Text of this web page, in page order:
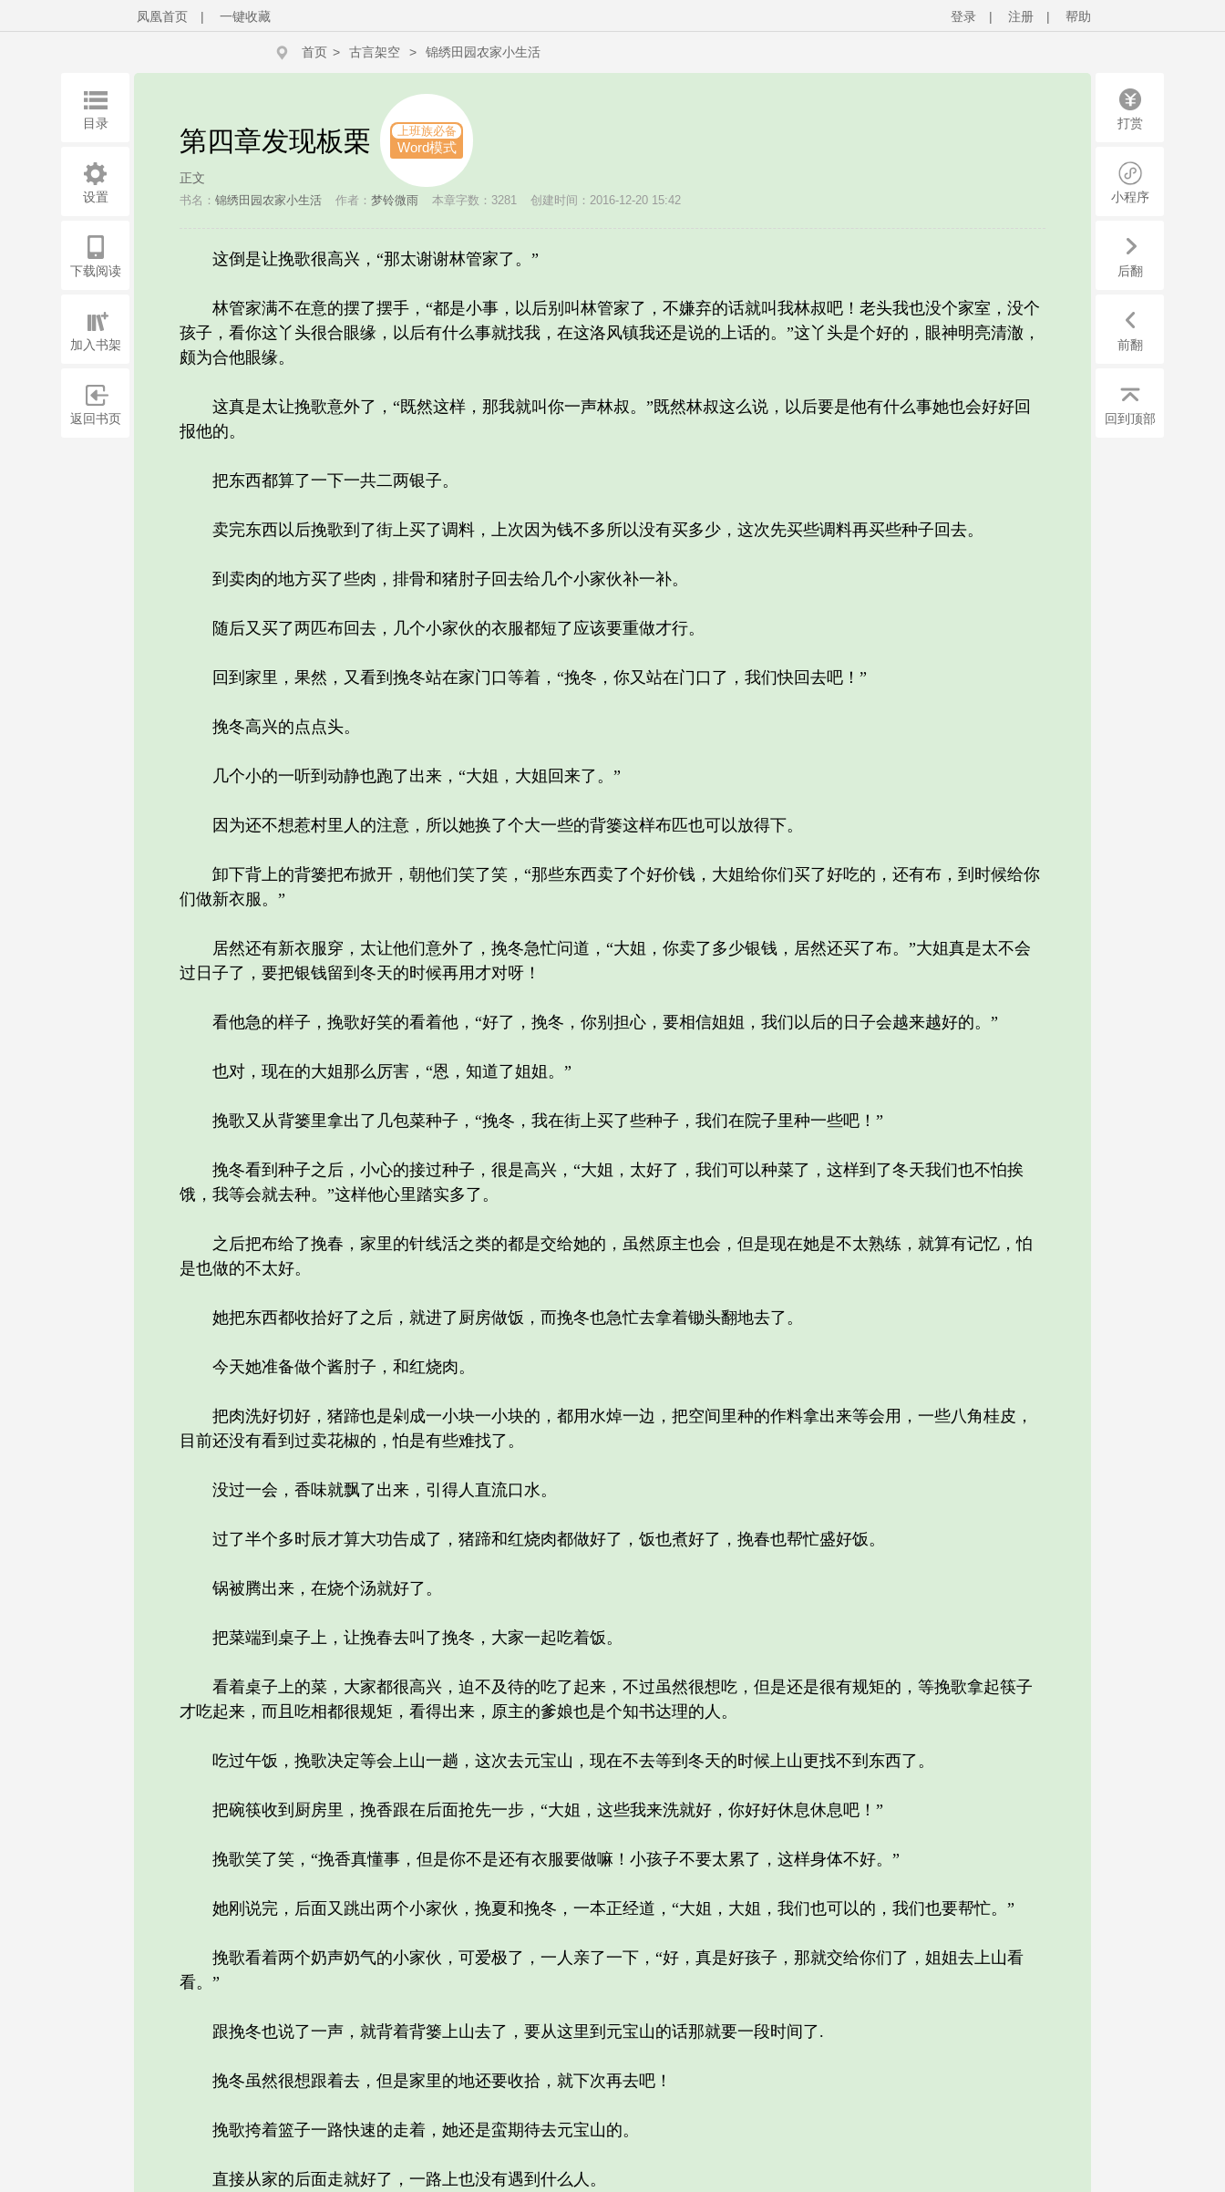
登录 | 注册 | 帮助
凤凰首页 | 一键收藏
首页 > 古言架空 > 锦绣田园农家小生活
第四章发现板栗 上班族必备
Word模式
正文
书名： 锦绣田园农家小生活 作者： 梦铃微雨 本章字数：3281 创建时间：2016-12-20 15:42
这倒是让挽歌很高兴，“那太谢谢林管家了。”
林管家满不在意的摆了摆手，“都是小事，以后别叫林管家了，不嫌弃的话就叫我林叔吧！老头我也没个家室，没个
孩子，看你这丫头很合眼缘，以后有什么事就找我，在这洛风镇我还是说的上话的。”这丫头是个好的，眼神明亮清澈，
颇为合他眼缘。
这真是太让挽歌意外了，“既然这样，那我就叫你一声林叔。”既然林叔这么说，以后要是他有什么事她也会好好回
报他的。
把东西都算了一下一共二两银子。
卖完东西以后挽歌到了街上买了调料，上次因为钱不多所以没有买多少，这次先买些调料再买些种子回去。
到卖肉的地方买了些肉，排骨和猪肘子回去给几个小家伙补一补。
随后又买了两匹布回去，几个小家伙的衣服都短了应该要重做才行。
回到家里，果然，又看到挽冬站在家门口等着，“挽冬，你又站在门口了，我们快回去吧！”
挽冬高兴的点点头。
几个小的一听到动静也跑了出来，“大姐，大姐回来了。”
因为还不想惹村里人的注意，所以她换了个大一些的背篓这样布匹也可以放得下。
卸下背上的背篓把布掀开，朝他们笑了笑，“那些东西卖了个好价钱，大姐给你们买了好吃的，还有布，到时候给你
们做新衣服。”
居然还有新衣服穿，太让他们意外了，挽冬急忙问道，“大姐，你卖了多少银钱，居然还买了布。”大姐真是太不会
过日子了，要把银钱留到冬天的时候再用才对呀！
看他急的样子，挽歌好笑的看着他，“好了，挽冬，你别担心，要相信姐姐，我们以后的日子会越来越好的。”
也对，现在的大姐那么厉害，“恩，知道了姐姐。”
挽歌又从背篓里拿出了几包菜种子，“挽冬，我在街上买了些种子，我们在院子里种一些吧！”
挽冬看到种子之后，小心的接过种子，很是高兴，“大姐，太好了，我们可以种菜了，这样到了冬天我们也不怕挨
饿，我等会就去种。”这样他心里踏实多了。
之后把布给了挽春，家里的针线活之类的都是交给她的，虽然原主也会，但是现在她是不太熟练，就算有记忆，怕
是也做的不太好。
她把东西都收拾好了之后，就进了厨房做饭，而挽冬也急忙去拿着锄头翻地去了。
今天她准备做个酱肘子，和红烧肉。
把肉洗好切好，猪蹄也是剁成一小块一小块的，都用水焯一边，把空间里种的作料拿出来等会用，一些八角桂皮，
目前还没有看到过卖花椒的，怕是有些难找了。
没过一会，香味就飘了出来，引得人直流口水。
过了半个多时辰才算大功告成了，猪蹄和红烧肉都做好了，饭也煮好了，挽春也帮忙盛好饭。
锅被腾出来，在烧个汤就好了。
把菜端到桌子上，让挽春去叫了挽冬，大家一起吃着饭。
看着桌子上的菜，大家都很高兴，迫不及待的吃了起来，不过虽然很想吃，但是还是很有规矩的，等挽歌拿起筷子
才吃起来，而且吃相都很规矩，看得出来，原主的爹娘也是个知书达理的人。
吃过午饭，挽歌决定等会上山一趟，这次去元宝山，现在不去等到冬天的时候上山更找不到东西了。
把碗筷收到厨房里，挽香跟在后面抢先一步，“大姐，这些我来洗就好，你好好休息休息吧！”
挽歌笑了笑，“挽香真懂事，但是你不是还有衣服要做嘛！小孩子不要太累了，这样身体不好。”
她刚说完，后面又跳出两个小家伙，挽夏和挽冬，一本正经道，“大姐，大姐，我们也可以的，我们也要帮忙。”
挽歌看着两个奶声奶气的小家伙，可爱极了，一人亲了一下，“好，真是好孩子，那就交给你们了，姐姐去上山看
看。”
跟挽冬也说了一声，就背着背篓上山去了，要从这里到元宝山的话那就要一段时间了.
挽冬虽然很想跟着去，但是家里的地还要收拾，就下次再去吧！
挽歌挎着篮子一路快速的走着，她还是蛮期待去元宝山的。
直接从家的后面走就好了，一路上也没有遇到什么人。
目录
设置
下载阅读
加入书架
返回书页
打赏
小程序
后翻
前翻
回到顶部